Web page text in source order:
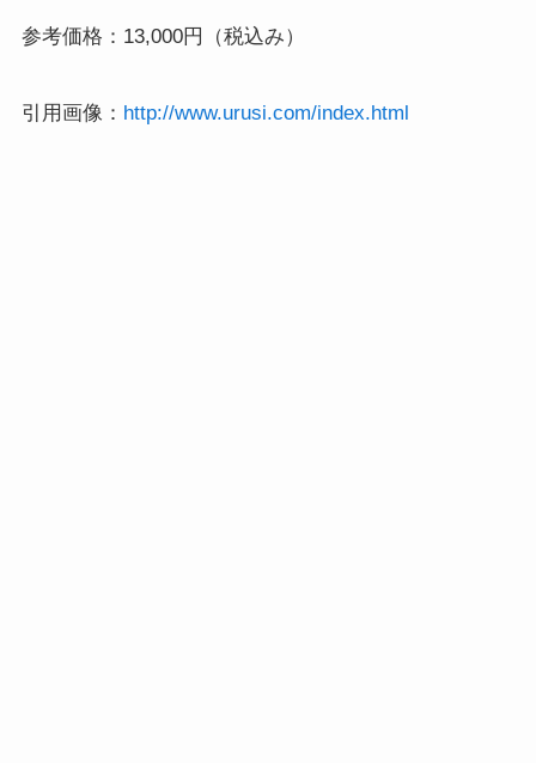
参考価格：13,000円（税込み）
引用画像： http://www.urusi.com/index.html